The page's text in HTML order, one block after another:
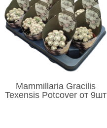
Mammillaria Gracilis
Texensis Potcover от 9шт